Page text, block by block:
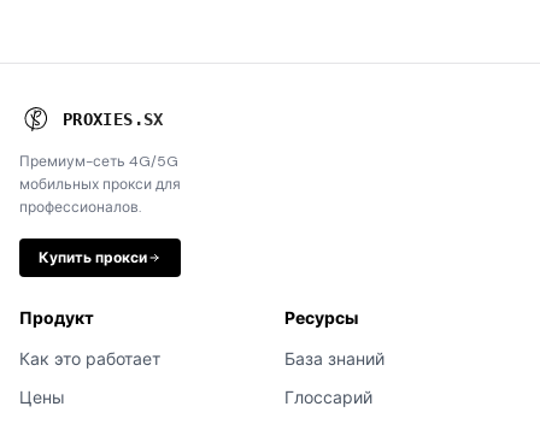
PROXIES .SX
Премиум-сеть 4G/5G
мобильных прокси для
профессионалов.
Купить прокси
Продукт
Как это работает
Цены
Ресурсы
База знаний
Глоссарий